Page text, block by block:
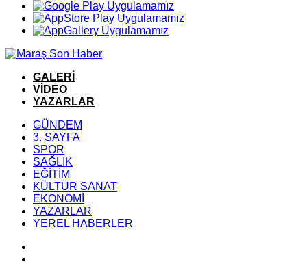
GALERİ
VİDEO
YAZARLAR
GÜNDEM
3. SAYFA
SPOR
SAĞLIK
EĞİTİM
KÜLTÜR SANAT
EKONOMİ
YAZARLAR
YEREL HABERLER